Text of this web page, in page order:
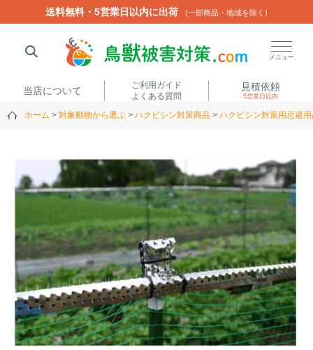
送料無料・5営業日以内に出荷 (一部商品・地域を除く)
メニュー
当店について
ご利用ガイド
よくある質問
見積依頼
5営業日以内
ホーム 対象動物から選ぶ ハクビシン対策商品 ハクビシン対策用忌避
送料無料・5営業日以内に出荷 (一部商品・地域を除く)
閉じる
ハイトシェルター侵入禁刺イノシッシ
いのししくん TREL4G-R
アニマルネット2300
アニマルセンサー
商品カテゴリから選ぶ
電気柵
トレイルカメラ（セン
サーカメラ）
箱わな（アライグマ・ハ
クビシン・ネズミ等）
防獣・防鳥ネット